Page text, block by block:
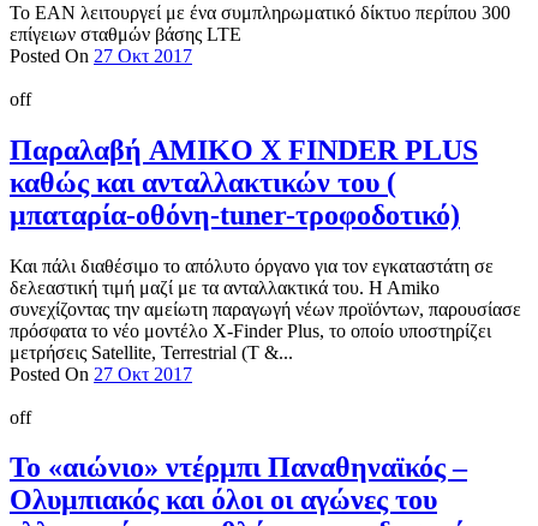
Το EAN λειτουργεί με ένα συμπληρωματικό δίκτυο περίπου 300
επίγειων σταθμών βάσης LTE
Posted On 27 Οκτ 2017
off
Παραλαβή AMIKO X FINDER PLUS
καθώς και ανταλλακτικών του (
μπαταρία-οθόνη-tuner-τροφοδοτικό)
Και πάλι διαθέσιμο το απόλυτο όργανο για τον εγκαταστάτη σε
δελεαστική τιμή μαζί με τα ανταλλακτικά του. H Amiko
συνεχίζοντας την αμείωτη παραγωγή νέων προϊόντων, παρουσίασε
πρόσφατα το νέο μοντέλο X-Finder Plus, το οποίο υποστηρίζει
μετρήσεις Satellite, Terrestrial (T &...
Posted On 27 Οκτ 2017
off
Το «αιώνιο» ντέρμπι Παναθηναϊκός –
Ολυμπιακός και όλοι οι αγώνες του